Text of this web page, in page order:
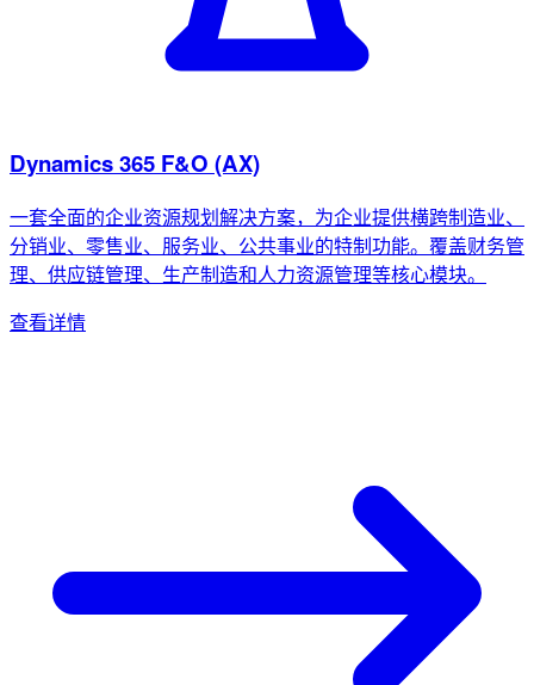
Dynamics 365 F&O (AX)
一套全面的企业资源规划解决方案，为企业提供横跨制造业、
分销业、零售业、服务业、公共事业的特制功能。覆盖财务管
理、供应链管理、生产制造和人力资源管理等核心模块。
查看详情